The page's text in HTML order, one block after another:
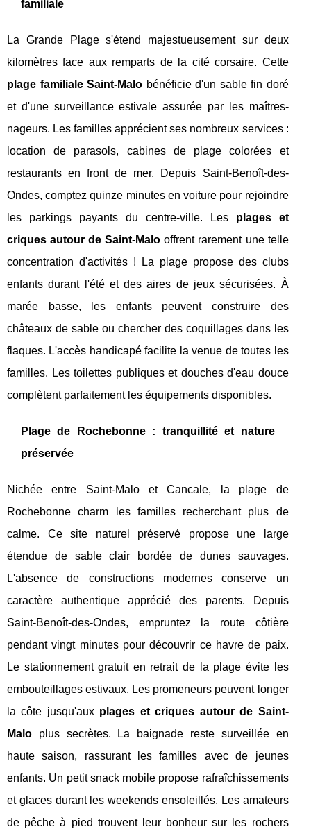
familiale
La Grande Plage s'étend majestueusement sur deux
kilomètres face aux remparts de la cité corsaire. Cette
plage familiale Saint-Malo bénéficie d'un sable fin doré
et d'une surveillance estivale assurée par les maîtres-
nageurs. Les familles apprécient ses nombreux services :
location de parasols, cabines de plage colorées et
restaurants en front de mer. Depuis Saint-Benoît-des-
Ondes, comptez quinze minutes en voiture pour rejoindre
les parkings payants du centre-ville. Les plages et
criques autour de Saint-Malo offrent rarement une telle
concentration d'activités ! La plage propose des clubs
enfants durant l'été et des aires de jeux sécurisées. À
marée basse, les enfants peuvent construire des
châteaux de sable ou chercher des coquillages dans les
flaques. L'accès handicapé facilite la venue de toutes les
familles. Les toilettes publiques et douches d'eau douce
complètent parfaitement les équipements disponibles.
Plage de Rochebonne : tranquillité et nature
préservée
Nichée entre Saint-Malo et Cancale, la plage de
Rochebonne charm les familles recherchant plus de
calme. Ce site naturel préservé propose une large
étendue de sable clair bordée de dunes sauvages.
L'absence de constructions modernes conserve un
caractère authentique apprécié des parents. Depuis
Saint-Benoît-des-Ondes, empruntez la route côtière
pendant vingt minutes pour découvrir ce havre de paix.
Le stationnement gratuit en retrait de la plage évite les
embouteillages estivaux. Les promeneurs peuvent longer
la côte jusqu'aux plages et criques autour de Saint-
Malo plus secrètes. La baignade reste surveillée en
haute saison, rassurant les familles avec de jeunes
enfants. Un petit snack mobile propose rafraîchissements
et glaces durant les weekends ensoleillés. Les amateurs
de pêche à pied trouvent leur bonheur sur les rochers